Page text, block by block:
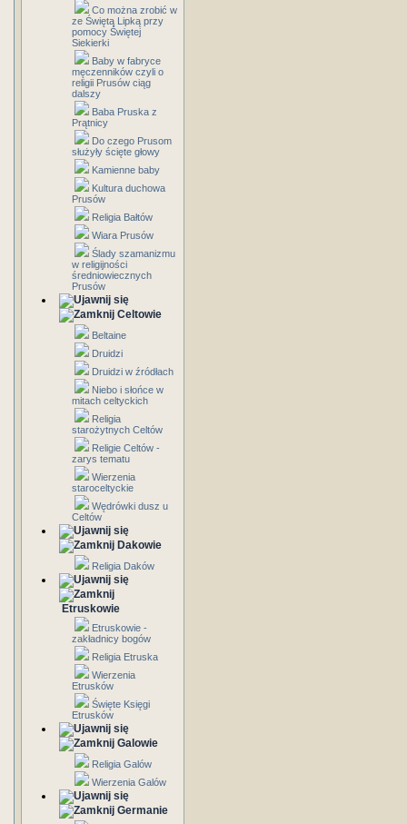
Co można zrobić w
ze Świętą Lipką przy
pomocy Świętej
Siekierki
Baby w fabryce
męczenników czyli o
religii Prusów ciąg
dalszy
Baba Pruska z
Prątnicy
Do czego Prusom
służyły ścięte głowy
Kamienne baby
Kultura duchowa
Prusów
Religia Bałtów
Wiara Prusów
Ślady szamanizmu
w religijności
średniowiecznych
Prusów
Celtowie
Beltaine
Druidzi
Druidzi w źródłach
Niebo i słońce w
mitach celtyckich
Religia
starożytnych Celtów
Religie Celtów -
zarys tematu
Wierzenia
staroceltyckie
Wędrówki dusz u
Celtów
Dakowie
Religia Daków
Etruskowie
Etruskowie -
zakładnicy bogów
Religia Etruska
Wierzenia
Etrusków
Święte Księgi
Etrusków
Galowie
Religia Galów
Wierzenia Galów
Germanie